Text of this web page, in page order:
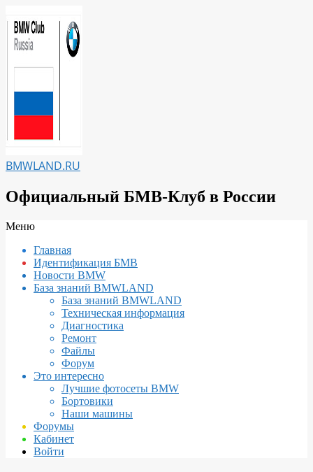
к
содержимому
BMWLAND.RU
Официальный БМВ-Клуб в России
Вторичное
навигации
Меню
Главная
Идентификация БМВ
Новости BMW
База знаний BMWLAND
База знаний BMWLAND
Техническая информация
Диагностика
Ремонт
Файлы
Форум
Это интересно
Лучшие фотосеты BMW
Бортовики
Наши машины
Форумы
Кабинет
Войти